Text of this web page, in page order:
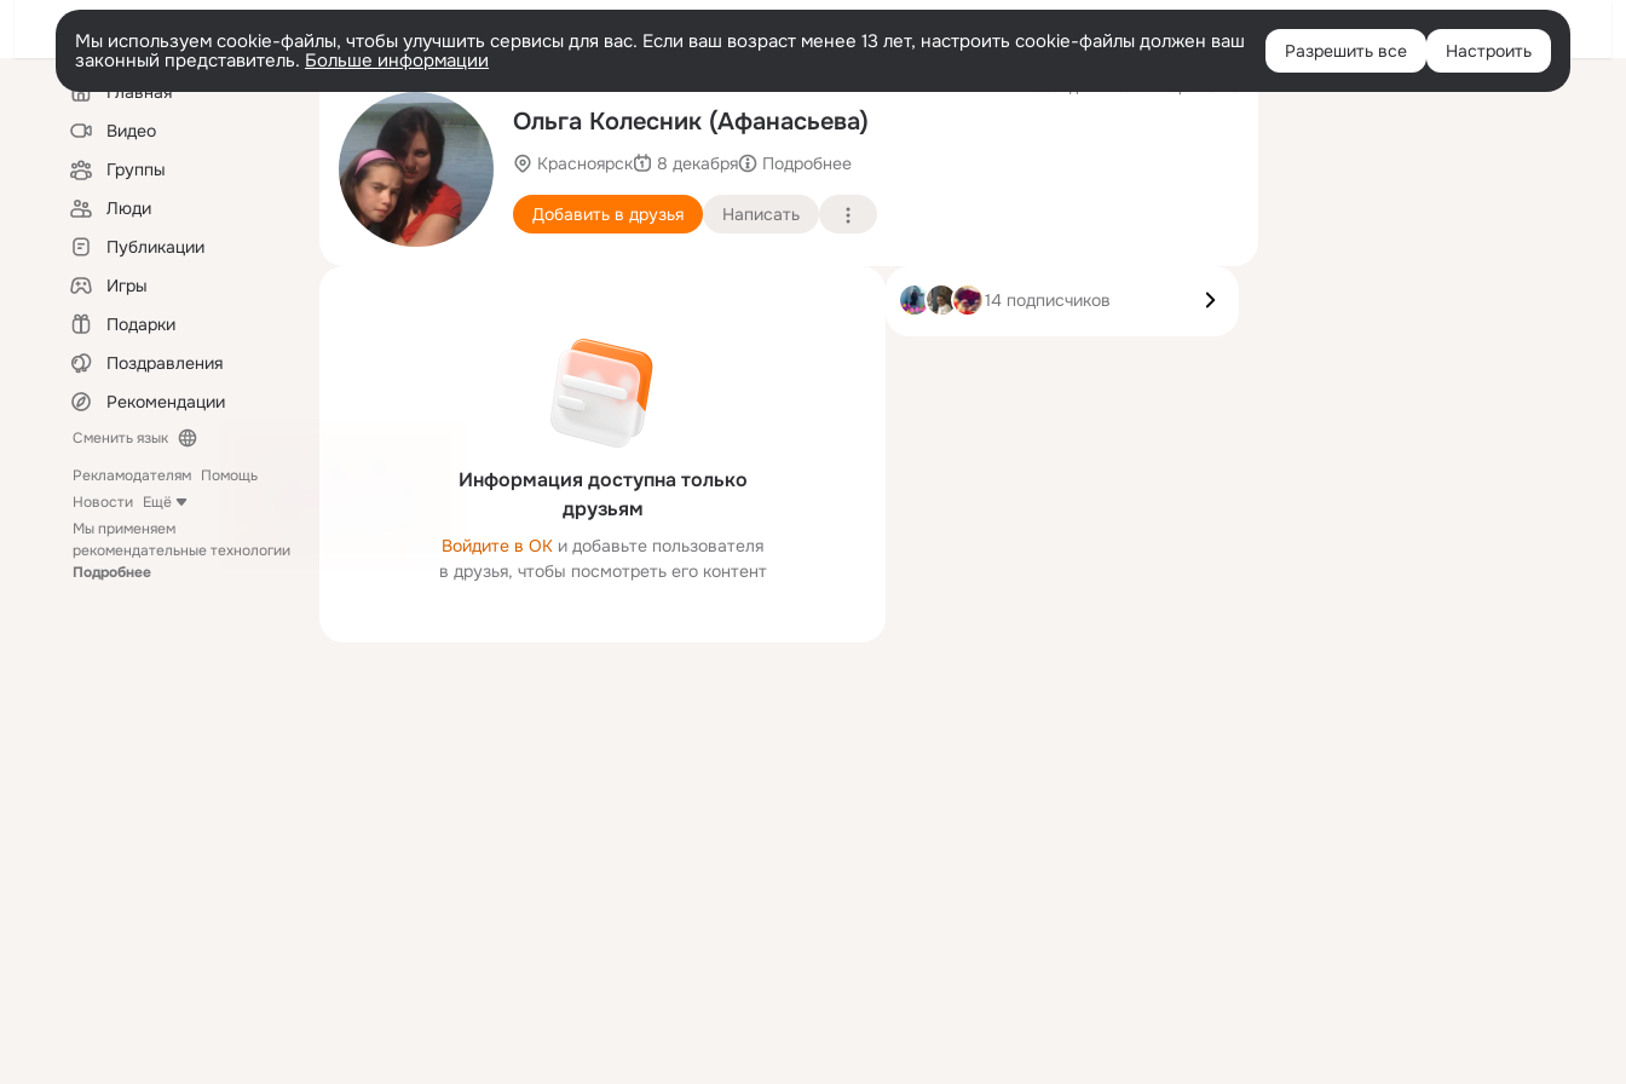
Войти
Мы используем cookie-файлы, чтобы улучшить сервисы для вас. Если ваш возраст менее 13 лет, настроить cookie-файлы должен ваш
законный представитель. Больше информации Разрешить все Настроить
Левая
колонкаГлавная
Видео
Группы
Люди
Публикации
Игры
Подарки
Поздравления
Рекомендации
Сменить язык
Рекламодателям Помощь
Новости Ещё
Мы применяем
рекомендательные технологии
Подробнее
Ольга Колесник (Афанасьева)
Красноярск 8 декабря Подробнее
Добавить в друзья Написать
Информация доступна только
друзьям
Войдите в ОК и добавьте пользователя
в друзья, чтобы посмотреть его контент
14 подписчиков